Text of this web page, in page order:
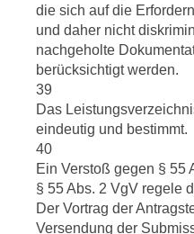
die sich auf die
und daher nicht
nachgeholte
berücksichtigt werden.
39
Das
eindeutig und bestimmt.
40
Ein Verstoß gegen § 55
§ 55 Abs. 2 VgV regele
Der Vortrag der
Versendung der